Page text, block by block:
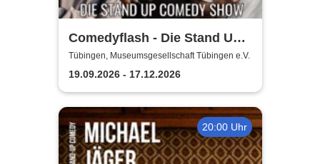
Comedyflash - Die Stand Up
Comedy Show
Tübingen, Museumsgesellschaft Tübingen e.V.
19.09.2026 - 17.12.2026
20:00 Uhr